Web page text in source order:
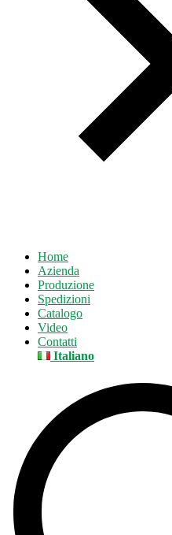
Home
Azienda
Produzione
Spedizioni
Catalogo
Video
Contatti
Italiano